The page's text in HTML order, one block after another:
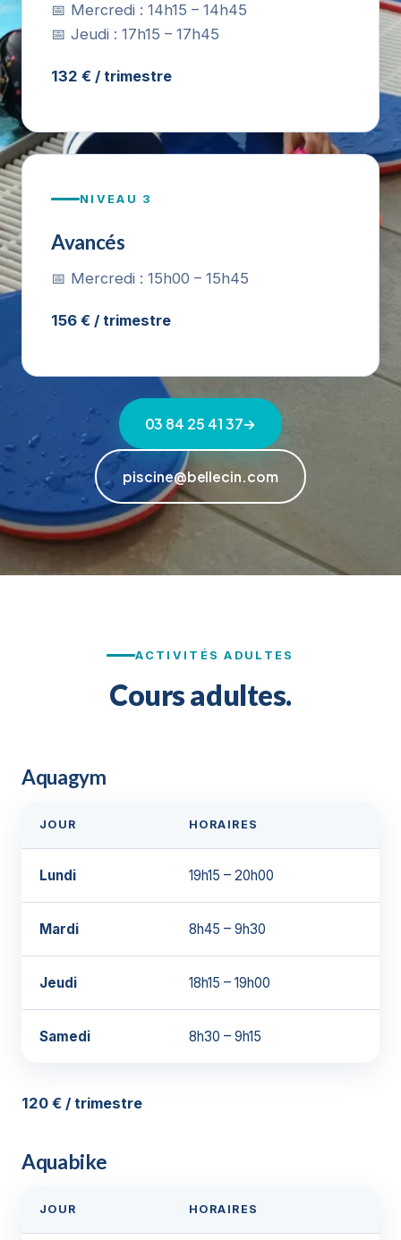
📅 Mercredi : 14h15 – 14h45
📅 Jeudi : 17h15 – 17h45
132 € / trimestre
NIVEAU 3
Avancés
📅 Mercredi : 15h00 – 15h45
156 € / trimestre
03 84 25 41 37→
piscine@bellecin.com
ACTIVITÉS ADULTES
Cours adultes.
Aquagym
JOUR HORAIRES
Lundi 19h15 – 20h00
Mardi 8h45 – 9h30
Jeudi 18h15 – 19h00
Samedi 8h30 – 9h15
120 € / trimestre
Aquabike
JOUR HORAIRES